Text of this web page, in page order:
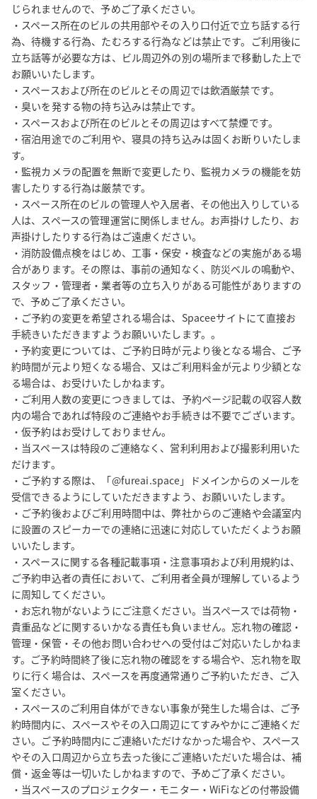
じられませんので、予めご了承ください。
・スペース所在のビルの共用部やその入り口付近で立ち話する行
為、待機する行為、たむろする行為などは禁止です。ご利用後に
立ち話等が必要な方は、ビル周辺外の別の場所まで移動した上で
お願いいたします。
・スペースおよび所在のビルとその周辺では飲酒厳禁です。
・臭いを発する物の持ち込みは禁止です。
・スペースおよび所在のビルとその周辺はすべて禁煙です。
・宿泊用途でのご利用や、寝具の持ち込みは固くお断りいたしま
す。
・監視カメラの配置を無断で変更したり、監視カメラの機能を妨
害したりする行為は厳禁です。
・スペース所在のビルの管理人や入居者、その他出入りしている
人は、スペースの管理運営に関係しません。お声掛けしたり、お
声掛けしたりする行為はご遠慮ください。
・消防設備点検をはじめ、工事・保安・検査などの実施がある場
合があります。その際は、事前の通知なく、防災ベルの鳴動や、
スタッフ・管理者・業者等の立ち入りがある可能性がありますの
で、予めご了承ください。
・ご予約の変更を希望される場合は、Spaceeサイトにて直接お
手続きいただきますようお願いいたします。。
・予約変更については、ご予約日時が元より後となる場合、ご予
約時間が元より短くなる場合、又はご利用料金が元より少額とな
る場合は、お受けいたしかねます。
・ご利用人数の変更につきましては、予約ページ記載の収容人数
内の場合であれば特段のご連絡やお手続きは不要でございます。
・仮予約はお受けしておりません。
・当スペースは特段のご連絡なく、営利利用および撮影利用いた
だけます。
・ご予約する際は、「@fureai.space」ドメインからのメールを
受信できるようにしていただきますよう、お願いいたします。
・ご予約後およびご利用時間中は、弊社からのご連絡や会議室内
に設置のスピーカーでの連絡に迅速に対応していただくようお願
いいたします。
・スペースに関する各種記載事項・注意事項および利用規約は、
ご予約申込者の責任において、ご利用者全員が理解しているよう
に周知してください。
・お忘れ物がないようにご注意ください。当スペースでは荷物・
貴重品などに関するいかなる責任も負いません。忘れ物の確認・
管理・保管・その他お問い合わせへの受付はご対応いたしかねま
す。ご予約時間終了後に忘れ物の確認をする場合や、忘れ物を取
りに行く場合は、スペースを再度通常通りご予約いただき、ご入
室ください。
・スペースのご利用自体ができない事象が発生した場合は、ご予
約時間内に、スペースやその入口周辺にてすみやかにご連絡くだ
さい。ご予約時間内にご連絡いただけなかった場合や、スペース
やその入口周辺から立ち去った後にご連絡いただいた場合は、補
償・返金等は一切いたしかねますので、予めご了承ください。
・当スペースのプロジェクター・モニター・WiFiなどの付帯設備